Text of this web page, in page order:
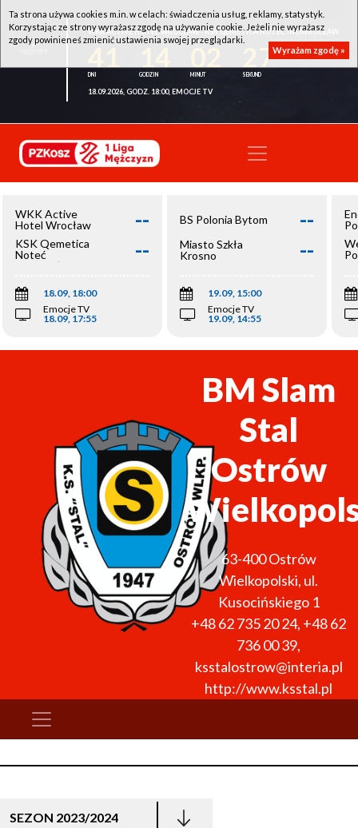
WKK ACTIVE HOTEL WROCŁAW - KSK QEMETICA NOTEĆ INOWROCŁAW
27
18.09.2026, GODZ. 18:00, EMOCJE TV
WKK Active
Hotel Wrocław
--
KSK Qemetica
Noteć
Inowrocław
--
18.09, 18:00
Emocje TV
18.09, 17:55
BS Polonia Bytom --
Miasto Szkła
Krosno
--
19.09, 15:00
Emocje TV
19.09, 14:55
BM Slam
Stal
Ostrów
63-400 Ostrów
Wielkopolski, ul.
Kusocińskiego 1
+48 62 735 20 24, +48 62
736 00 39,
ksstalostrow@interia.pl
http://www.ksstal.pl
SEZON 2023/2024
Ta strona używa cookies m.in. w celach: świadczenia usług, reklamy, statystyk.
Korzystając ze strony wyrażasz zgodę na używanie cookie. Jeżeli nie wyrażasz
zgody powinieneś zmienić ustawienia swojej przeglądarki.
Wyrażam zgodę »